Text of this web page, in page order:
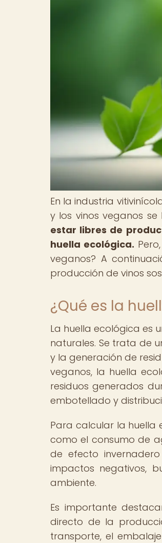
En la industria
y los vinos veganos
estar libres de
huella ecológica.
veganos? A
producción de vinos
¿Qué es la
La huella ecológica es
naturales. Se trata de
y la generación de
veganos, la huella
residuos generados
embotellado y
Para calcular la huella
como el consumo de
de efecto
impactos negativos,
ambiente.
Es importante
directo de la
transporte, el